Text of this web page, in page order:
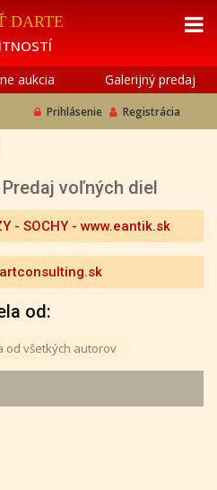
DARTE
aukcia Galerijný predaj
Prihlásenie Registrácia
voľných diel
- SOCHY - www.eantik.sk
od:
od všetkých autorov